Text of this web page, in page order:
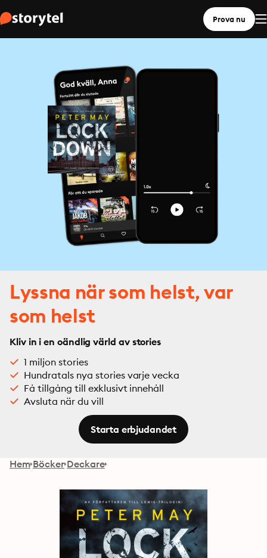
Prova nu
Lyssna när som helst, var
som helst
Kliv in i en oändlig värld av stories
1 miljon stories
Hundratals nya stories varje vecka
Få tillgång till exklusivt innehåll
Avsluta när du vill
Starta erbjudandet
Hem Böcker Deckare